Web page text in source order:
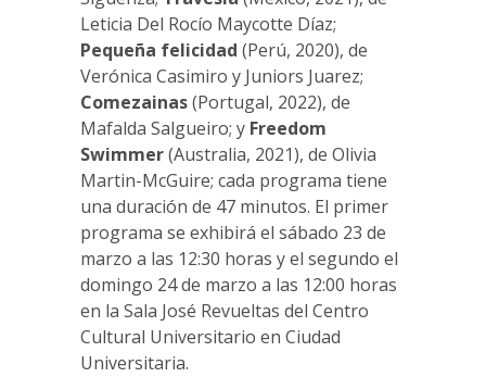
Leticia Del Rocío Maycotte Díaz;
Pequeña felicidad (Perú, 2020), de
Verónica Casimiro y Juniors Juarez;
Comezainas(Portugal, 2022), de
Mafalda Salgueiro; y Freedom
Swimmer(Australia, 2021), de Olivia
Martin-McGuire; cada programa tiene
una duración de 47 minutos. El primer
programa se exhibirá el sábado 23 de
marzo a las 12:30 horas y el segundo el
domingo 24 de marzo a las 12:00 horas
en la Sala José Revueltas del Centro
Cultural Universitario en Ciudad
Universitaria.